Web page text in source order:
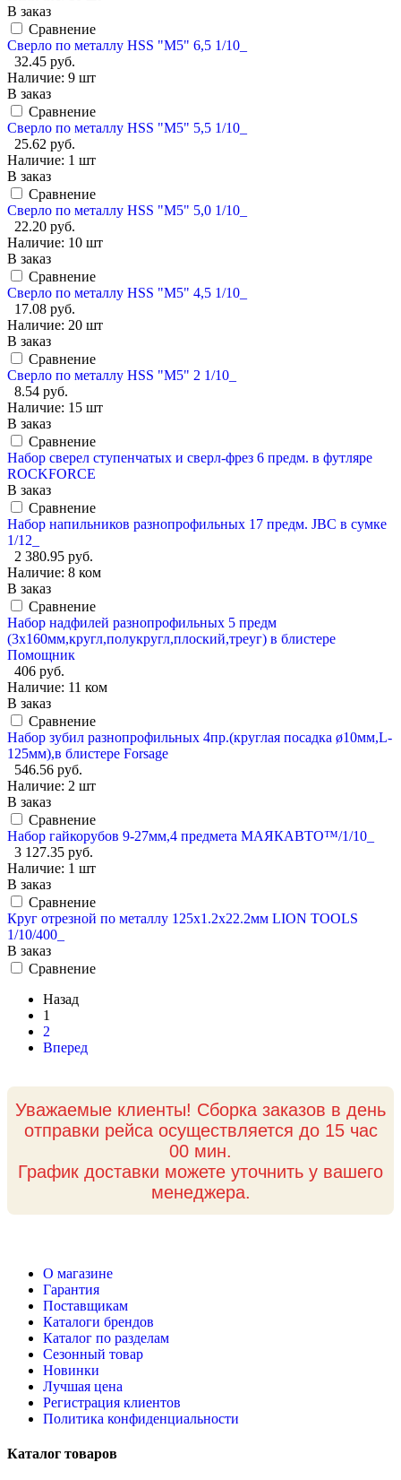
В заказ
Сравнение
Сверло по металлу HSS "М5" 6,5 1/10_
32.45 руб.
Наличие: 9 шт
В заказ
Сравнение
Сверло по металлу HSS "М5" 5,5 1/10_
25.62 руб.
Наличие: 1 шт
В заказ
Сравнение
Сверло по металлу HSS "М5" 5,0 1/10_
22.20 руб.
Наличие: 10 шт
В заказ
Сравнение
Сверло по металлу HSS "М5" 4,5 1/10_
17.08 руб.
Наличие: 20 шт
В заказ
Сравнение
Сверло по металлу HSS "М5" 2 1/10_
8.54 руб.
Наличие: 15 шт
В заказ
Сравнение
Набор сверел ступенчатых и сверл-фрез 6 предм. в футляре
ROCKFORCE
В заказ
Сравнение
Набор напильников разнопрофильных 17 предм. JBC в сумке
1/12_
2 380.95 руб.
Наличие: 8 ком
В заказ
Сравнение
Набор надфилей разнопрофильных 5 предм
(3х160мм,кругл,полукругл,плоский,треуг) в блистере
Помощник
406 руб.
Наличие: 11 ком
В заказ
Сравнение
Набор зубил разнопрофильных 4пр.(круглая посадка ø10мм,L-
125мм),в блистере Forsage
546.56 руб.
Наличие: 2 шт
В заказ
Сравнение
Набор гайкорубов 9-27мм,4 предмета МАЯКАВТО™/1/10_
3 127.35 руб.
Наличие: 1 шт
В заказ
Сравнение
Круг отрезной по металлу 125x1.2x22.2мм LION TOOLS
1/10/400_
В заказ
Сравнение
Назад
1
2
Вперед
Уважаемые клиенты! Сборка заказов в день
отправки рейса осуществляется до 15 час
00 мин.
График доставки можете уточнить у вашего
менеджера.
О магазине
Гарантия
Поставщикам
Каталоги брендов
Каталог по разделам
Сезонный товар
Новинки
Лучшая цена
Регистрация клиентов
Политика конфиденциальности
Каталог товаров